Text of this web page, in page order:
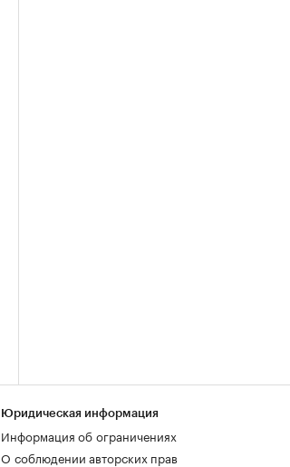
Юридическая информация
Информация об ограничениях
О соблюдении авторских прав